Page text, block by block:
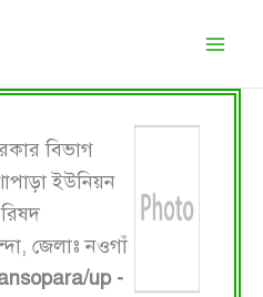
বিভাগ
ইউনিয়ন
জেলাঃ নওগাঁ
up -